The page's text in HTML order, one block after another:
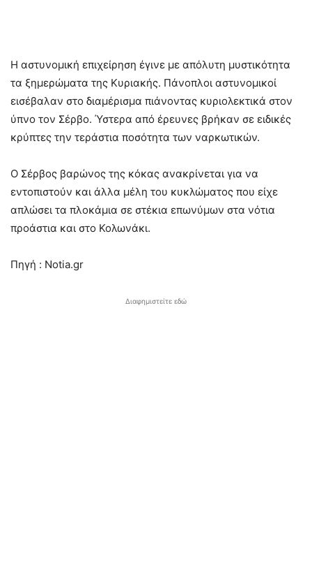
Η αστυνομική επιχείρηση έγινε με απόλυτη μυστικότητα
τα ξημερώματα της Κυριακής. Πάνοπλοι αστυνομικοί
εισέβαλαν στο διαμέρισμα πιάνοντας κυριολεκτικά στον
ύπνο τον Σέρβο. Ύστερα από έρευνες βρήκαν σε ειδικές
κρύπτες την τεράστια ποσότητα των ναρκωτικών.
Ο Σέρβος βαρώνος της κόκας ανακρίνεται για να
εντοπιστούν και άλλα μέλη του κυκλώματος που είχε
απλώσει τα πλοκάμια σε στέκια επωνύμων στα νότια
προάστια και στο Κολωνάκι.
Πηγή : Notia.gr
Διαφημιστείτε εδώ